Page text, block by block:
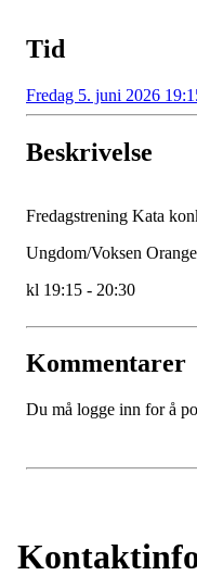
Tid
Fredag 5. juni 2026
Beskrivelse
Fredagstrening Kata
Ungdom/Voksen
kl 19:15 - 20:30
Kommentarer
Du må logge inn for å